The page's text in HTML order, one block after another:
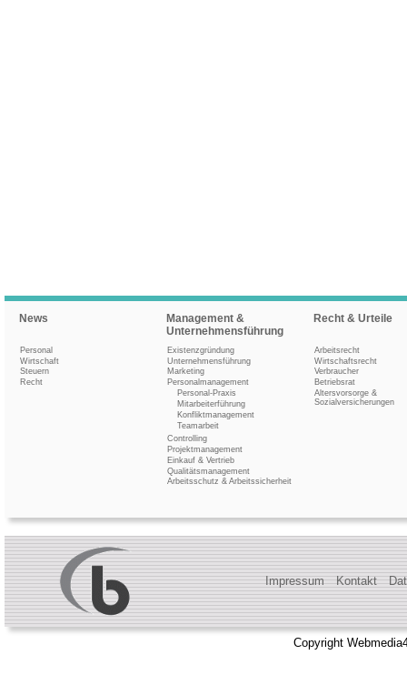
News
Personal
Wirtschaft
Steuern
Recht
Management &
Unternehmensführung
Existenzgründung
Unternehmensführung
Marketing
Personalmanagement
Personal-Praxis
Mitarbeiterführung
Konfliktmanagement
Teamarbeit
Controlling
Projektmanagement
Einkauf & Vertrieb
Qualitätsmanagement
Arbeitsschutz & Arbeitssicherheit
Recht & Urteile
Arbeitsrecht
Wirtschaftsrecht
Verbraucher
Betriebsrat
Altersvorsorge &
Sozialversicherungen
Impressum Kontakt
Copyright